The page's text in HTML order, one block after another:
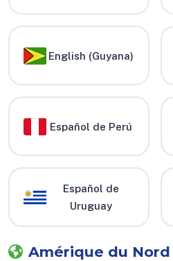
English (Guyana)
Español de Perú
Español de
Uruguay
Amérique du Nord